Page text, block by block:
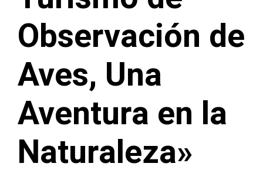
Observación de
Aves, Una
Aventura en la
Naturaleza»